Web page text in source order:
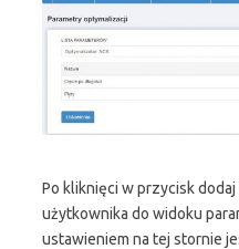
Po kliknięci w przycisk
użytkownika do widoku
ustawieniem na tej stornie